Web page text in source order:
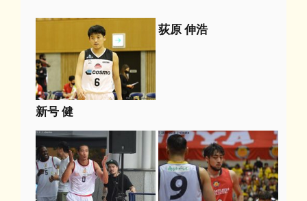
新号 健
荻原 伸浩